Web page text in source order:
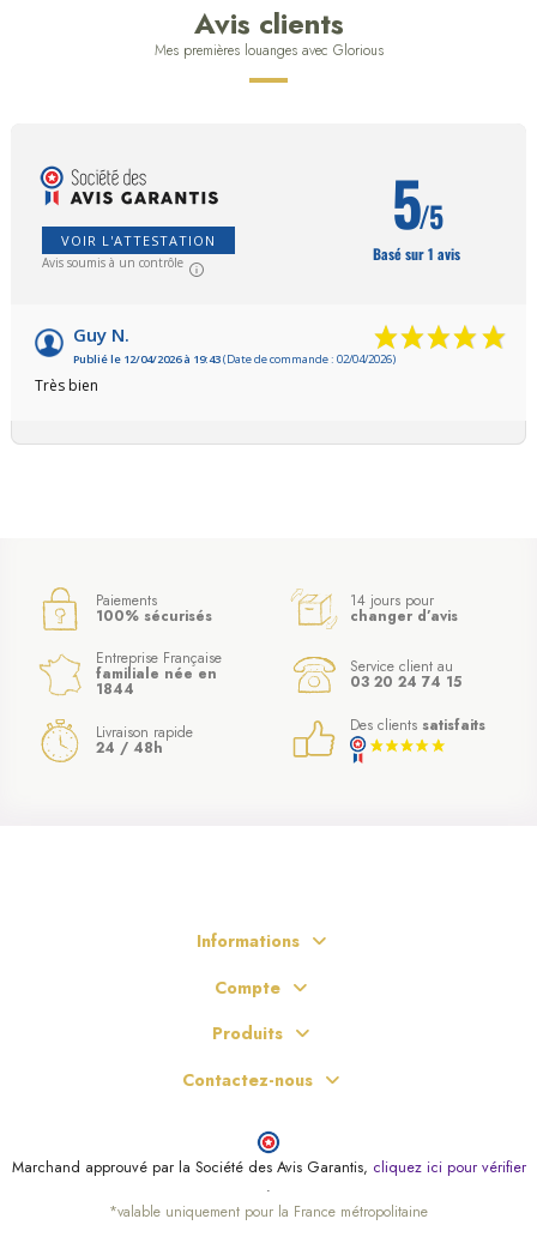
Avis clients
Mes premières louanges avec Glorious
VOIR L'ATTESTATION
Avis soumis à un contrôle
5/5
Basé sur 1 avis
Guy N.
Publié le 12/04/2026 à 19:43(Date de commande : 02/04/2026)
Très bien
Paiements
100% sécurisés
14 jours pour
changer d’avis
Entreprise Française
familiale née en
1844
Service client au
03 20 24 74 15
Livraison rapide
24 / 48h
Des clients satisfaits
Informations
Compte
Produits
Contactez-nous
Marchand approuvé par la Société des Avis Garantis, cliquez ici pour vérifier
.
*valable uniquement pour la France métropolitaine